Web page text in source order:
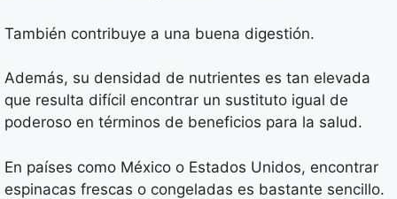
También contribuye a una buena digestión.
Además, su densidad de nutrientes es tan elevada
que resulta difícil encontrar un sustituto igual de
poderoso en términos de beneficios para la salud.
En países como México o Estados Unidos, encontrar
espinacas frescas o congeladas es bastante sencillo.